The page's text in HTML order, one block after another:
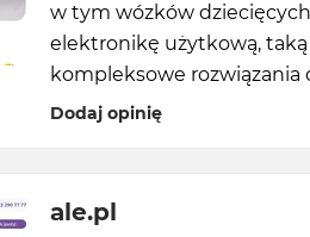
w tym wózków
elektronikę użytkową, taką
kompleksowe rozwiązania
Dodaj opinię
ale.pl